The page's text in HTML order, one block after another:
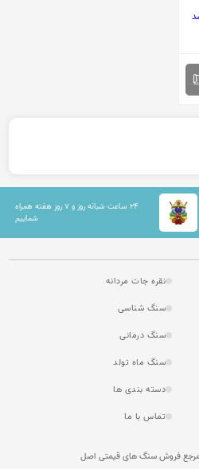
۲۴ ساعت شبانه روز و ۷ روز هفته همراه
شماییم
نقره جات مردانه
سنگ شناسی
سنگ درمانی
سنگ ماه تولد
دسته بندی ها
تماس با ما
مرجع فروش سنگ های قیمتی اصل